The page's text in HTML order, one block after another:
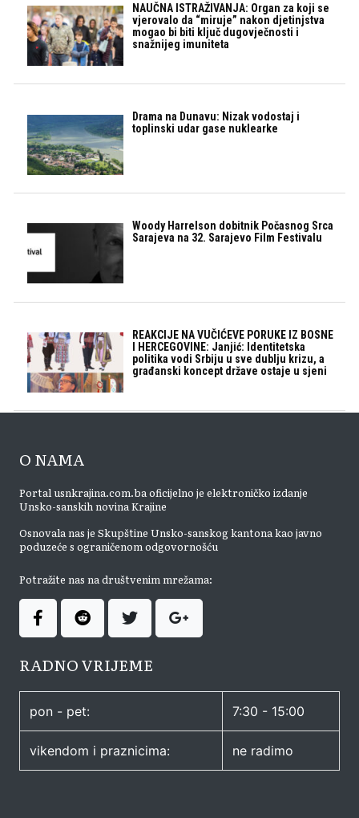
NAUČNA ISTRAŽIVANJA: Organ za koji se
vjerovalo da “miruje” nakon djetinjstva
mogao bi biti ključ dugovječnosti i
snažnijeg imuniteta
Drama na Dunavu: Nizak vodostaj i
toplinski udar gase nuklearke
Woody Harrelson dobitnik Počasnog Srca
Sarajeva na 32. Sarajevo Film Festivalu
REAKCIJE NA VUČIĆEVE PORUKE IZ BOSNE
I HERCEGOVINE: Janjić: Identitetska
politika vodi Srbiju u sve dublju krizu, a
građanski koncept države ostaje u sjeni
O NAMA
Portal usnkrajina.com.ba oficijelno je elektroničko izdanje
Unsko-sanskih novina Krajine
Osnovala nas je Skupštine Unsko-sanskog kantona kao javno
poduzeće s ograničenom odgovornošću
Potražite nas na društvenim mrežama:
RADNO VRIJEME
pon - pet: 7:30 - 15:00
vikendom i praznicima: ne radimo